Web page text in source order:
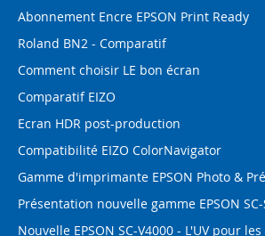
Abonnement Encre EPSON Print Ready
Roland BN2 - Comparatif
Comment choisir LE bon écran
Comparatif EIZO
Ecran HDR post-production
Compatibilité EIZO ColorNavigator
Gamme d'imprimante EPSON Photo &
Présentation nouvelle gamme EPSON SC-
Nouvelle EPSON SC-V4000 - L'UV pour